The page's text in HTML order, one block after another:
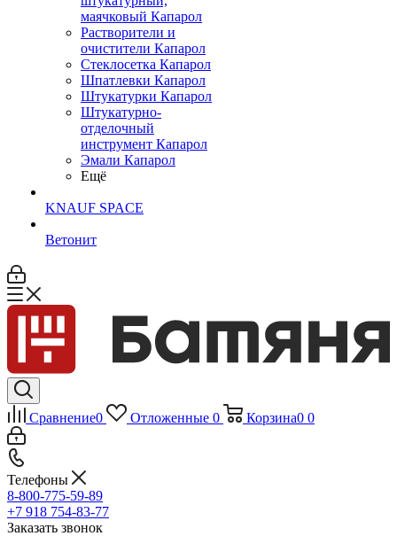
маячковый Капарол
Растворители и
очистители Капарол
Cтеклосетка Капарол
Шпатлевки Капарол
Штукатурки Капарол
Штукатурно-
отделочный
инструмент Капарол
Эмали Капарол
Ещё
KNAUF SPACE
Ветонит
Сравнение0 Отложенные 0 Корзина0 0
Телефоны
8-800-775-59-89
+7 918 754-83-77
Заказать звонок